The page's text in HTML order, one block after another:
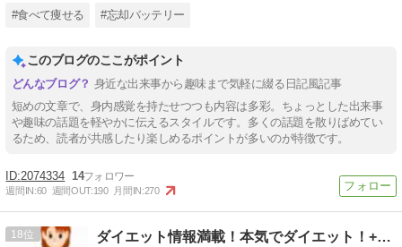
#食べて痩せる #忘却バッテリー
このブログのここがポイント
身近な出来事から趣味まで気軽に綴る日記風記事
短めの文章で、身内感覚を持たせつつも内容は多彩。ちょっとした出来事
や趣味の話題を軽やかに伝えるスタイルです。多くの話題を散りばめてい
るため、読者が共感したり楽しめるポイントが多いのが特徴です。
2074334 14
週間IN:60 週間OUT:190 月間IN:270
18 ダイエット情報満載！本気でダイエット！+美容